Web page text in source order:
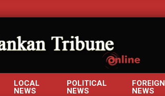
LOCAL
NEWS
POLITICAL
NEWS
FOREIGN
NEWS